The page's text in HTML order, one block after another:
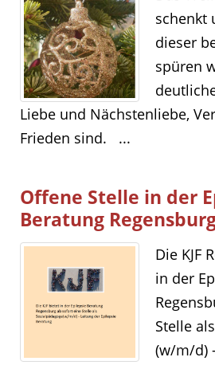
schenkt
dieser
spüren
Liebe und Nächstenliebe,
Frieden sind. ...
Offene Stelle in der
Beratung
Die KJF
in der
Stelle
(w/m/d)